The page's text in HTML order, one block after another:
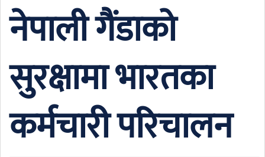
नेपाली गैंडाको
सुरक्षामा भारतका
कर्मचारी परिचालन